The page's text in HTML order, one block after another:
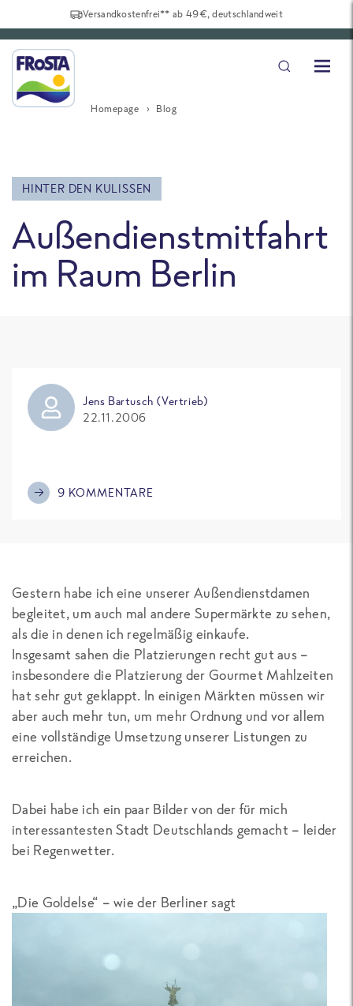
Versandkostenfrei** ab 49€, deutschlandweit
Homepage Blog
HINTER DEN KULISSEN
Außendienstmitfahrt
im Raum Berlin
Jens Bartusch (Vertrieb)
22.11.2006
9 KOMMENTARE
Gestern habe ich eine unserer Außendienstdamen
begleitet, um auch mal andere Supermärkte zu sehen,
als die in denen ich regelmäßig einkaufe.
Insgesamt sahen die Platzierungen recht gut aus –
insbesondere die Platzierung der Gourmet Mahlzeiten
hat sehr gut geklappt. In einigen Märkten müssen wir
aber auch mehr tun, um mehr Ordnung und vor allem
eine vollständige Umsetzung unserer Listungen zu
erreichen.
Dabei habe ich ein paar Bilder von der für mich
interessantesten Stadt Deutschlands gemacht – leider
bei Regenwetter.
„Die Goldelse“ – wie der Berliner sagt